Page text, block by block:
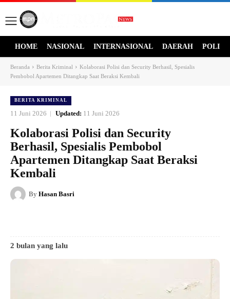
HOME NASIONAL INTERNASIONAL DAERAH
Beranda Berita Kriminal
Kolaborasi Polisi dan Security Berhasil, Spesialis
Pembobol Apartemen Ditangkap Saat Beraksi Kembali
BERITA KRIMINAL
11 Juni 2026 Updated: 11 Juni 2026
Kolaborasi Polisi dan Security
Berhasil, Spesialis Pembobol
Apartemen Ditangkap Saat Beraksi
Kembali
By Hasan Basri
2 bulan yang lalu